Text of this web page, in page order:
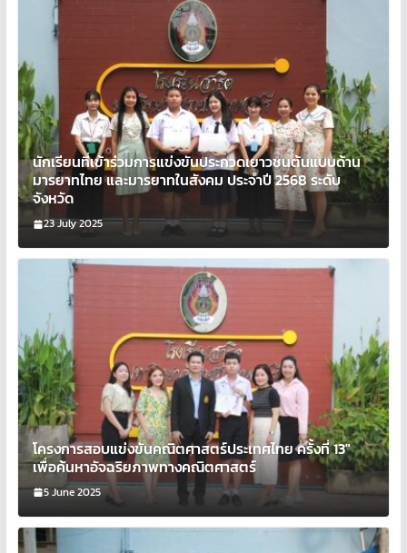
นักเรียนที่เข้าร่วมการแข่งขันประกวดเยาวชนต้นแบบด้าน
มารยาทไทย และมารยาทในสังคม ประจำปี 2568 ระดับ
จังหวัด
23 July 2025
โครงการสอบแข่งขันคณิตศาสตร์ประเทศไทย ครั้งที่ 13″
เพื่อค้นหาอัจฉริยภาพทางคณิตศาสตร์
5 June 2025